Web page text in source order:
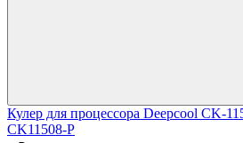
Кулер для процессора Deepcool CK-
CK11508-P